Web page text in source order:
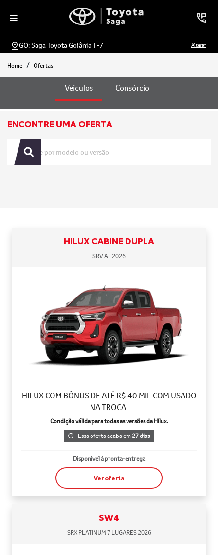
GO: Saga Toyota Goiânia T-7 Alterar
Home Ofertas
Veículos Consórcio
Ofertas
ENCONTRE UMA OFERTA
HILUX CABINE DUPLA
SRV AT 2026
HILUX COM BÔNUS DE ATÉ R$ 40 MIL COM USADO
NA TROCA.
Condição válida para todas as versões da Hilux.
Essa oferta acaba em27 dias
Disponível à pronta-entrega
Ver oferta
SW4
SRX PLATINUM 7 LUGARES 2026